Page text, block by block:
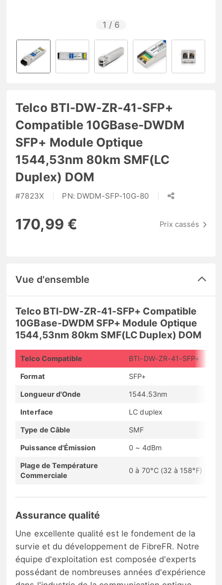
1 / 6
Telco BTI-DW-ZR-41-SFP+
Compatible 10GBase-DWDM
SFP+ Module Optique
1544,53nm 80km SMF(LC
Duplex) DOM
#7823X PN: DWDM-SFP-10G-80
170,99 € Prix cassés
Vue d'ensemble
Telco BTI-DW-ZR-41-SFP+ Compatible
10GBase-DWDM SFP+ Module Optique
1544,53nm 80km SMF(LC Duplex) DOM
Telco Compatible BTI-DW-ZR-41-SFP+
Format SFP+
Longueur d'Onde 1544.53nm
Interface LC duplex
Type de Câble SMF
Puissance d'Émission 0 ~ 4dBm
Plage de Température
Commerciale
0 à 70°C (32 à 158°F)
Assurance qualité
Une excellente qualité est le fondement de la
survie et du développement de FibreFR. Notre
équipe d'exploitation est composée d'experts
possédant de nombreuses années d'expérience